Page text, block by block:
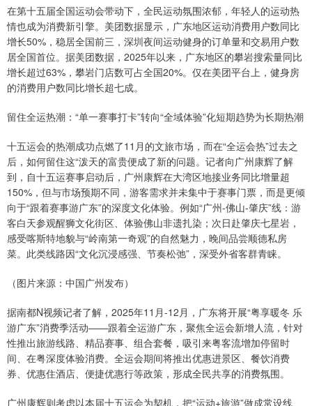
在第十五届全国运动会带动下，全民运动氛围浓郁，年轻人的运动热
情也成为消费新引擎。美团数据显示，广东地区运动消费用户数同比
增长50%，稳居全国前三，深圳夜间运动健身的订单量和交易用户数
居全国首位。据美团数据，2025年以来，广东地区的攀岩搜索量同比
增长超过63%，攀岩门店数可占全国20%。仅在美团平台上，健身房
的消费用户数同比增长超七成。
留住全运热潮：“单一赛事打卡”转向“全域体验”化短期趋势为长期热潮
十五运会的热潮成功点燃了11月的文旅市场，而在“全运会热”过去之
后，如何留住这“泼天的富贵便成了新的问题。记者向广州康辉了解
到，自十五运赛事启动后，广州康辉在大湾区地接业务同比增量超
150%，但与市场预期不同，游客需求并未集中于赛事门票，而是更倾
向于“跟着赛事游广东”的深度文化体验。例如“广州-佛山-肇庆”线：游
客白天参观醒狮文化街区、体验佛山非遗扎染；次日赴肇庆七星岩，
感受喀斯特地貌与“岭南第一奇观”的自然魅力，晚间品尝顺德私房
菜。此类线路因“文化沉浸感强、节奏松弛”，深受外省客群青睐。
（图片来源：中国广州发布）
据南都N视频记者了解，2025年11月-12月，广东将开展“粤享暖冬 乐
游广东”消费季活动——跟着全运游广东，聚焦全运会新增人流，针对
性推出旅游线路、精品赛事、组合套餐，吸引来粤客流增加停留时
间、在粤深度体验消费。全运会期间将推出优惠进景区、餐饮消费
券、优惠住酒店、便捷优惠行等政策，形成全民共享的消费氛围。
广州康辉则考虑以本届十五运会为契机，把“运动+旅游”做成常设线